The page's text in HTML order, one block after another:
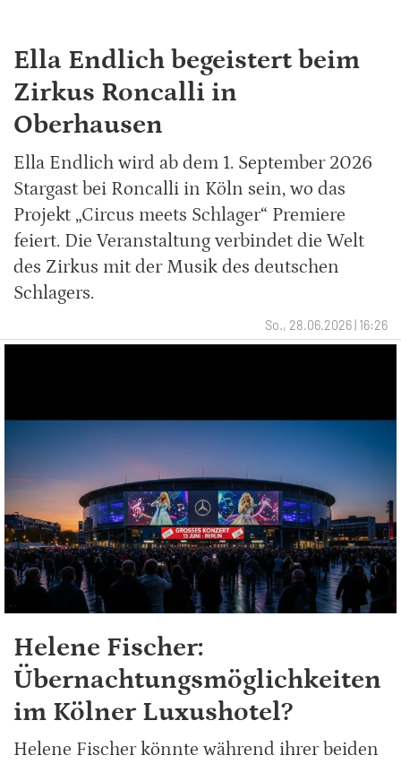
Ella Endlich begeistert beim
Zirkus Roncalli in
Oberhausen
Ella Endlich wird ab dem 1. September 2026
Stargast bei Roncalli in Köln sein, wo das
Projekt „Circus meets Schlager“ Premiere
feiert. Die Veranstaltung verbindet die Welt
des Zirkus mit der Musik des deutschen
Schlagers.
So., 28.06.2026 | 16:26
Helene Fischer:
Übernachtungsmöglichkeiten
im Kölner Luxushotel?
Helene Fischer könnte während ihrer beiden